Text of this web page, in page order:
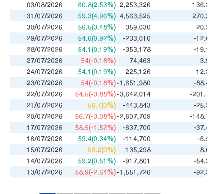
03/08/2026
60.8(2.53%) 2,253,326 136.37
31/07/2026
59.3(4.96%) 4,563,525 270.24
30/07/2026
56.5(3.48%) 359,030 20.26
29/07/2026
54.6(0.92%) -233,010
-12.63
28/07/2026
54.1(0.19%) -353,178
-19.12
27/07/2026
54(-0.18%) 74,463
3.96
24/07/2026
54.1(0.19%) 225,126
12.35
23/07/2026
54(-0.18%)-1,651,980 -88.49
22/07/2026
54.5(-3.88%)-3,642,014
-201.72
21/07/2026
56.7(0%) -443,843 -25.28
20/07/2026
56.7(-3.08%)-2,607,709
-148.77
17/07/2026
58.5(-1.52%) -637,700
-37.47
16/07/2026
59.4(0.34%) -114,700
-6.56
15/07/2026
59.2(0%) 135,298
8.02
14/07/2026
59.2(0.51%) -917,801
-54.22
13/07/2026
58.9(-2.64%)-1,551,726 -92.26